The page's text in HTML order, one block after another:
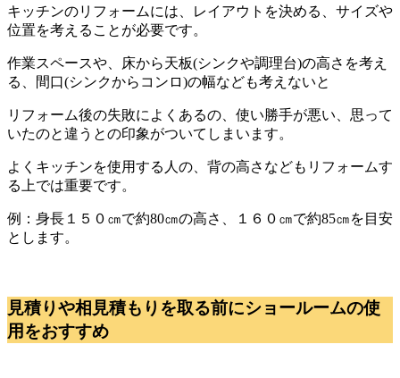
キッチンのリフォームには、レイアウトを決める、サイズや
位置を考えることが必要です。
作業スペースや、床から天板(シンクや調理台)の高さを考え
る、間口(シンクからコンロ)の幅なども考えないと
リフォーム後の失敗によくあるの、使い勝手が悪い、思って
いたのと違うとの印象がついてしまいます。
よくキッチンを使用する人の、背の高さなどもリフォームす
る上では重要です。
例：身長１５０㎝で約80㎝の高さ、１６０㎝で約85㎝を目安
とします。
見積りや相見積もりを取る前にショールームの使
用をおすすめ